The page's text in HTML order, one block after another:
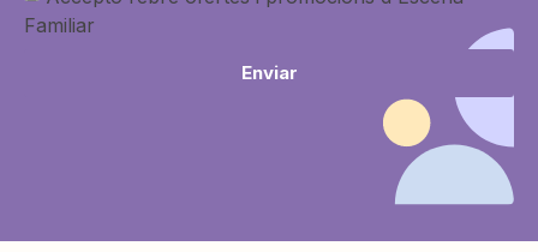
Familiar
Enviar